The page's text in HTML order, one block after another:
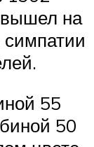
вышел на
55
50